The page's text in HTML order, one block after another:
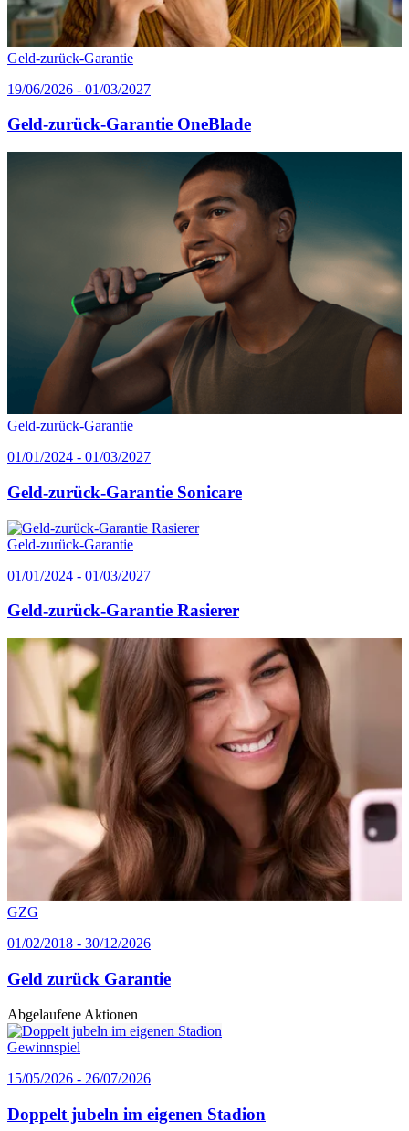
Geld-zurück-Garantie
19/06/2026 - 01/03/2027
Geld-zurück-Garantie OneBlade
Geld-zurück-Garantie
01/01/2024 - 01/03/2027
Geld-zurück-Garantie Sonicare
Geld-zurück-Garantie
01/01/2024 - 01/03/2027
Geld-zurück-Garantie Rasierer
GZG
01/02/2018 - 30/12/2026
Geld zurück Garantie
Abgelaufene Aktionen
Gewinnspiel
15/05/2026 - 26/07/2026
Doppelt jubeln im eigenen Stadion